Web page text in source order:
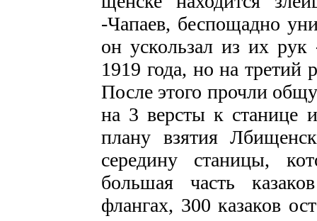
-Чапаев, беспощадно
он ускользал из их
1919 года, но на третий
После этого прочли
на 3 версты к станице
плану взятия
середину станицы,
большая часть
флангах, 300 казаков